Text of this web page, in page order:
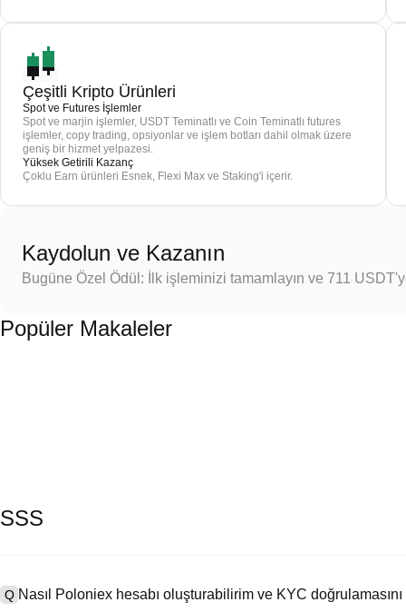
Çeşitli Kripto Ürünleri
Spot ve Futures İşlemler
Spot ve marjin işlemler, USDT Teminatlı ve Coin Teminatlı futures
işlemler, copy trading, opsiyonlar ve işlem botları dahil olmak üzere
geniş bir hizmet yelpazesi.
Yüksek Getirili Kazanç
Çoklu Earn ürünleri Esnek, Flexi Max ve Staking'i içerir.
Kaydolun ve Kazanın
Bugüne Özel Ödül: İlk işleminizi tamamlayın ve 711
Popüler Makaleler
SSS
Q Nasıl Poloniex hesabı oluşturabilirim ve KYC